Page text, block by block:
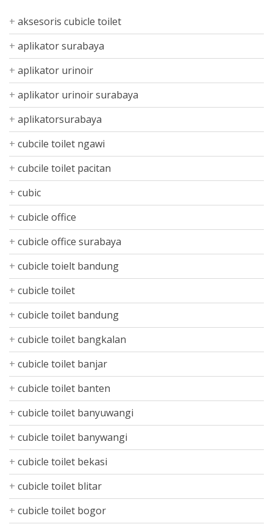
aksesoris cubicle toilet
aplikator surabaya
aplikator urinoir
aplikator urinoir surabaya
aplikatorsurabaya
cubcile toilet ngawi
cubcile toilet pacitan
cubic
cubicle office
cubicle office surabaya
cubicle toielt bandung
cubicle toilet
cubicle toilet bandung
cubicle toilet bangkalan
cubicle toilet banjar
cubicle toilet banten
cubicle toilet banyuwangi
cubicle toilet banywangi
cubicle toilet bekasi
cubicle toilet blitar
cubicle toilet bogor